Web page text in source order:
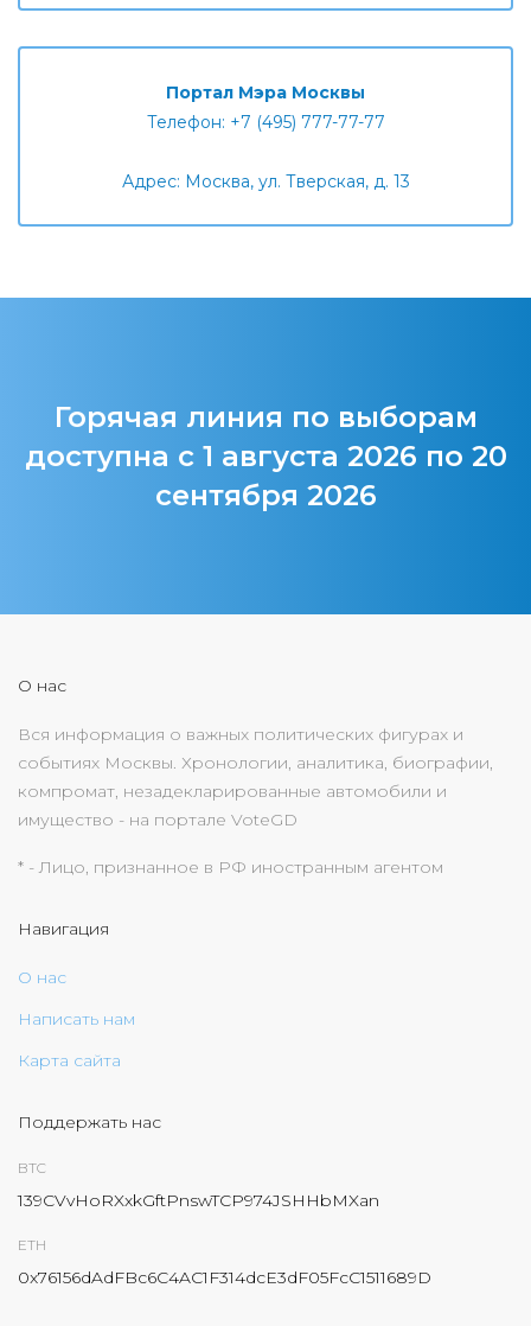
Портал Мэра Москвы
Телефон: +7 (495) 777-77-77
Адрес: Москва, ул. Тверская, д. 13
Горячая линия по выборам
доступна с 1 августа 2026 по 20
сентября 2026
О нас
Вся информация о важных политических фигурах и
событиях Москвы. Хронологии, аналитика, биографии,
компромат, незадекларированные автомобили и
имущество - на портале VoteGD
* - Лицо, признанное в РФ иностранным агентом
Навигация
О нас
Написать нам
Карта сайта
Поддержать нас
BTC
139CVvHoRXxkGftPnswTCP974JSHHbMXan
ETH
0x76156dAdFBc6C4AC1F314dcE3dF05FcC1511689D